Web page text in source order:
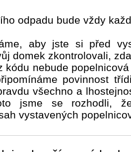
odpadu bude vždy
aby jste si před
domek zkontrolovali,
kódu nebude
povinnost
všechno a
jsme se rozhodli,
vystavených